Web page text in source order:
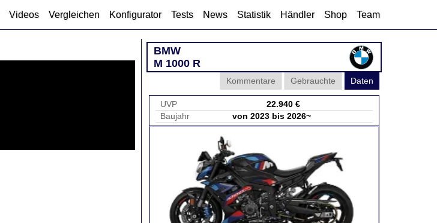
Videos Vergleichen Konfigurator Tests News Statistik Händler Shop Team
BMW
M 1000 R
Daten
Gebrauchte
Kommentare
UVP
22.940 €
Baujahr
von 2023 bis 2026~